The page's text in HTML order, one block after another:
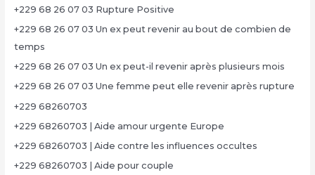
+229 68 26 07 03 Rupture Positive
+229 68 26 07 03 Un ex peut revenir au bout de combien de
temps
+229 68 26 07 03 Un ex peut-il revenir après plusieurs mois
+229 68 26 07 03 Une femme peut elle revenir après rupture
+229 68260703
+229 68260703 | Aide amour urgente Europe
+229 68260703 | Aide contre les influences occultes
+229 68260703 | Aide pour couple